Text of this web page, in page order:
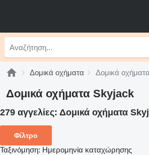
Δομικά οχήματα Δομικά
Δομικά οχήματα Skyjack
279 αγγελίες: Δομικά οχήματα
Φίλτρο
Ταξινόμηση: Ημερομηνία καταχώρησης